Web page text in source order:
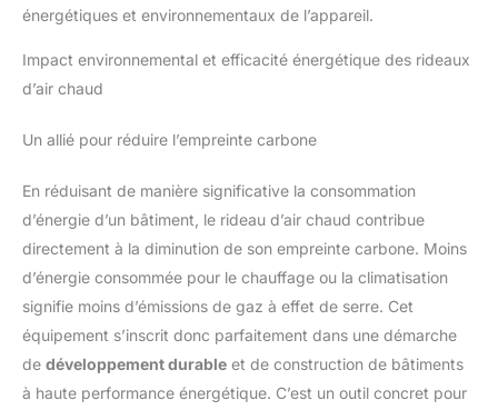
énergétiques et environnementaux de l’appareil.
Impact environnemental et efficacité énergétique des rideaux
d’air chaud
Un allié pour réduire l’empreinte carbone
En réduisant de manière significative la consommation
d’énergie d’un bâtiment, le rideau d’air chaud contribue
directement à la diminution de son empreinte carbone. Moins
d’énergie consommée pour le chauffage ou la climatisation
signifie moins d’émissions de gaz à effet de serre. Cet
équipement s’inscrit donc parfaitement dans une démarche
de développement durable et de construction de bâtiments
à haute performance énergétique. C’est un outil concret pour